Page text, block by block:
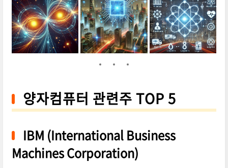
양자컴퓨터 관련주 TOP 5
IBM (International Business
Machines Corporation)